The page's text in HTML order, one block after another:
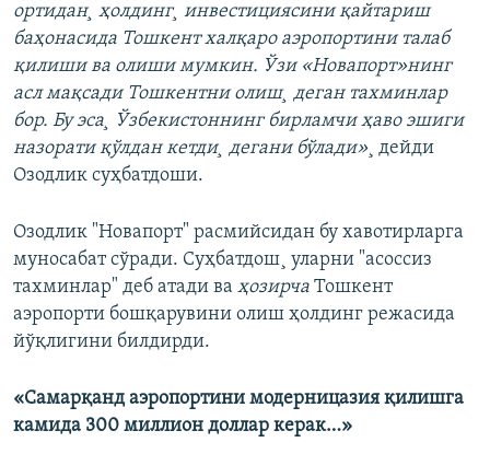
ортидан¸ ҳолдинг¸ инвестициясини қайтариш
баҳонасида Тошкент халқаро аэропортини талаб
қилиши ва олиши мумкин. Ўзи «Новапорт»нинг
асл мақсади Тошкентни олиш¸ деган тахминлар
бор. Бу эса¸ Ўзбекистоннинг бирламчи ҳаво эшиги
назорати қўлдан кетди¸ дегани бўлади»¸ дейди
Озодлик суҳбатдоши.
Озодлик "Новапорт" расмийсидан бу хавотирларга
муносабат сўради. Суҳбатдош¸ уларни "асоссиз
тахминлар" деб атади ва ҳозирча Тошкент
аэропорти бошқарувини олиш ҳолдинг режасида
йўқлигини билдирди.
«Самарқанд аэропортини модерницазия қилишга
камида 300 миллион доллар керак…»